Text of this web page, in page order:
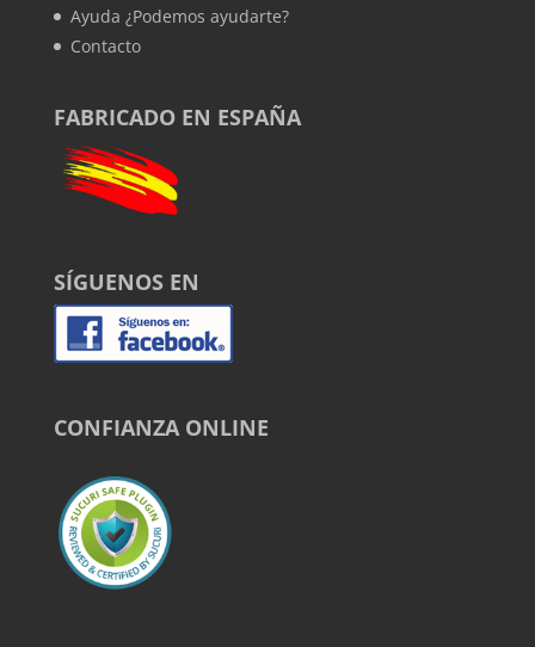
Ayuda ¿Podemos ayudarte?
Contacto
FABRICADO EN ESPAÑA
SÍGUENOS EN
CONFIANZA ONLINE